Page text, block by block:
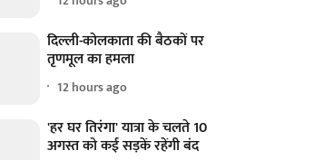
दिल्ली-कोलकाता की बैठकों पर
तृणमूल का हमला
12 hours ago
'हर घर तिरंगा' यात्रा के चलते 10
अगस्त को कई सड़कें रहेंगी बंद